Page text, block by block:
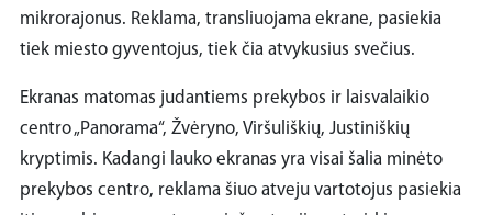
mikrorajonus. Reklama, transliuojama ekrane, pasiekia
tiek miesto gyventojus, tiek čia atvykusius svečius.
Ekranas matomas judantiems prekybos ir laisvalaikio
centro „Panorama“, Žvėryno, Viršuliškių, Justiniškių
kryptimis. Kadangi lauko ekranas yra visai šalia minėto
prekybos centro, reklama šiuo atveju vartotojus pasiekia